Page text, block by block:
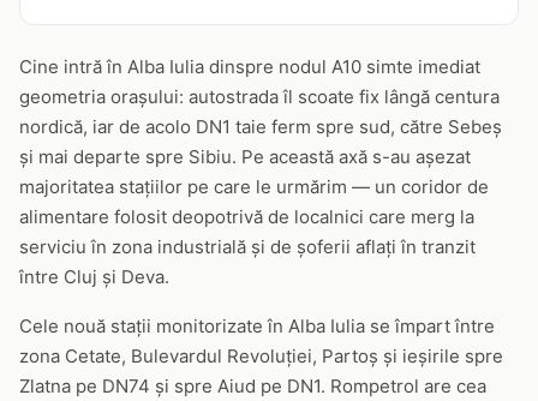
Cine intră în Alba Iulia dinspre nodul A10 simte imediat
geometria orașului: autostrada îl scoate fix lângă centura
nordică, iar de acolo DN1 taie ferm spre sud, către Sebeș
și mai departe spre Sibiu. Pe această axă s-au așezat
majoritatea stațiilor pe care le urmărim — un coridor de
alimentare folosit deopotrivă de localnici care merg la
serviciu în zona industrială și de șoferii aflați în tranzit
între Cluj și Deva.
Cele nouă stații monitorizate în Alba Iulia se împart între
zona Cetate, Bulevardul Revoluției, Partoș și ieșirile spre
Zlatna pe DN74 și spre Aiud pe DN1. Rompetrol are cea